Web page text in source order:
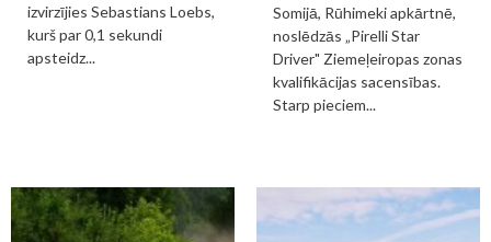
izvirzījies Sebastians Loebs,
kurš par 0,1 sekundi
apsteidz...
Somijā, Rūhimeki apkārtnē,
noslēdzās „Pirelli Star
Driver" Ziemeļeiropas zonas
kvalifikācijas sacensības.
Starp pieciem...